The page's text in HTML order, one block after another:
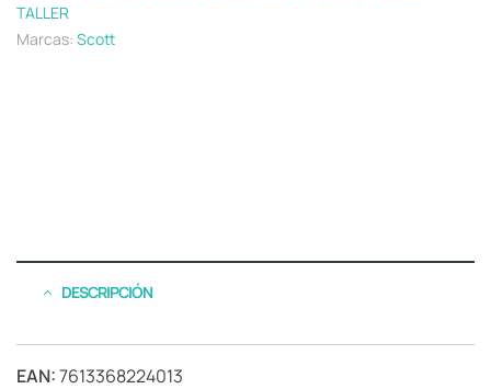
TALLER
Marcas: Scott
DESCRIPCIÓN
EAN:7613368224013